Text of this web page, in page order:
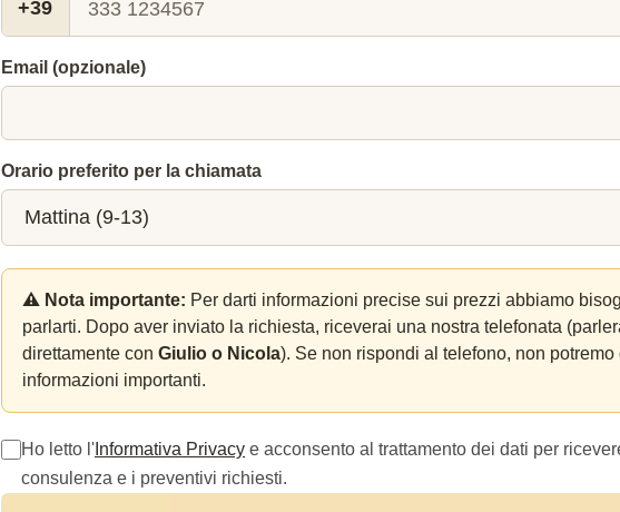
+39
Email (opzionale)
Orario preferito per la chiamata
⚠️ Nota importante: Per darti informazioni precise sui prezzi abbiamo
parlarti. Dopo aver inviato la richiesta, riceverai una nostra telefonata
direttamente con Giulio o Nicola). Se non rispondi al telefono, non potremo
informazioni importanti.
Ho letto l' Informativa Privacy e acconsento al trattamento dei dati per
consulenza e i preventivi richiesti.